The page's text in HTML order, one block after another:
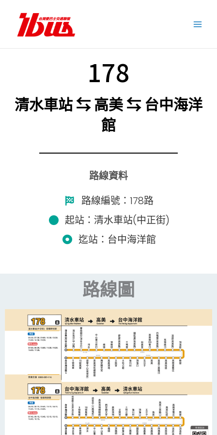
內
178
清水車站 ⇆ 高美 ⇆ 台中海洋
館
路線資料
路線編號：178路
起站：清水車站(中正街)
迄站：台中海洋館
路線圖